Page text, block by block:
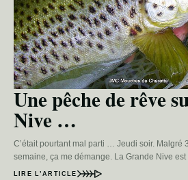
Une pêche de rêve
Nive …
C’était pourtant mal parti … Jeudi soir. Malgré
semaine, ça me démange. La Grande Nive
LIRE L’ARTICLE